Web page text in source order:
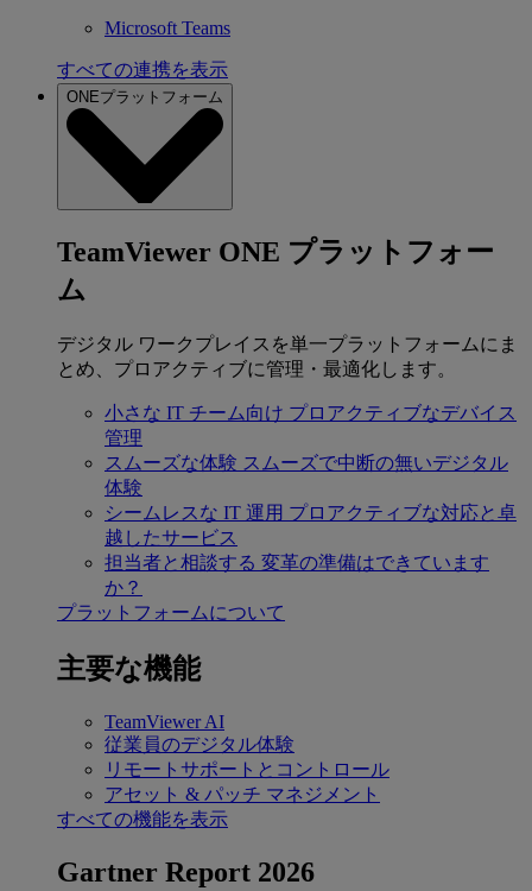
Microsoft Teams
すべての連携を表示
ONEプラットフォーム
TeamViewer ONE プラットフォー
ム
デジタル ワークプレイスを単一プラットフォームにま
とめ、プロアクティブに管理・最適化します。
小さな IT チーム向け プロアクティブなデバイス
管理
スムーズな体験 スムーズで中断の無いデジタル
体験
シームレスな IT 運用 プロアクティブな対応と卓
越したサービス
担当者と相談する 変革の準備はできています
か？
プラットフォームについて
主要な機能
TeamViewer AI
従業員のデジタル体験
リモートサポートとコントロール
アセット & パッチ マネジメント
すべての機能を表示
Gartner Report 2026